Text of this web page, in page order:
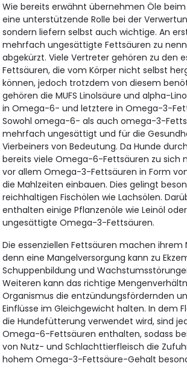
Wie bereits erwähnt übernehmen Öle
eine unterstützende Rolle bei der
sondern liefern selbst auch wichtige. An
mehrfach ungesättigte Fettsäuren zu
abgekürzt. Viele Vertreter gehören zu den
Fettsäuren, die vom Körper nicht selbst
können, jedoch trotzdem von diesem
gehören die MUFS Linolsäure und alpha-
in Omega-6- und letztere in Omega-3-
Sowohl omega-6- als auch omega-3-
mehrfach ungesättigt und für die
Vierbeiners von Bedeutung. Da Hunde
bereits viele Omega-6-Fettsäuren zu sich
vor allem Omega-3-Fettsäuren in Form
die Mahlzeiten einbauen. Dies gelingt
reichhaltigen Fischölen wie Lachsölen.
enthalten einige Pflanzenöle wie Leinöl
ungesättigte Omega-3-Fettsäuren.
Die essenziellen Fettsäuren machen ihrem
denn eine Mangelversorgung kann zu
Schuppenbildung und
Weiteren kann das richtige
Organismus die entzündungsfördernden
Einflüsse im Gleichgewicht halten. In dem
die Hundefütterung verwendet wird, sind
Omega-6-Fettsäuren enthalten, sodass
von Nutz- und Schlachttierfleisch die
hohem Omega-3-Fettsäure-Gehalt